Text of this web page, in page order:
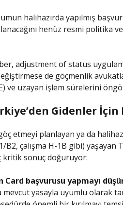
halihazırda yapılmış
henüz resmi politika
adjustment of status
de göçmenlik
ve uzayan işlem sürelerini
Gidenler İçin
etmeyi planlayan ya da
B2, çalışma H-1B gibi) yaşayan
kritik sonuç doğuruyor:
Card başvurusu yapmayı
mevcut yasayla uyumlu olarak